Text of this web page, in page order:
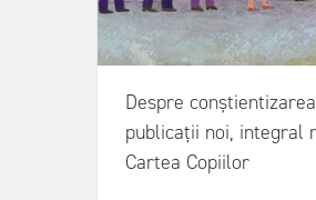
Despre
publicații noi, integral
Cartea Copiilor